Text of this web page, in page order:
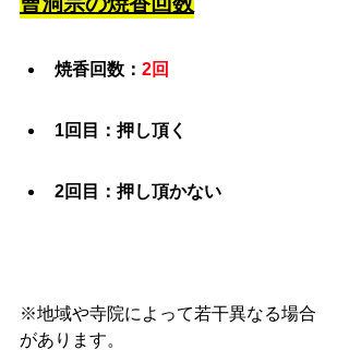
焼香回数： 2回
1回目：押し頂く
2回目：押し頂かない
※地域や寺院によって若干異なる場合
があります。